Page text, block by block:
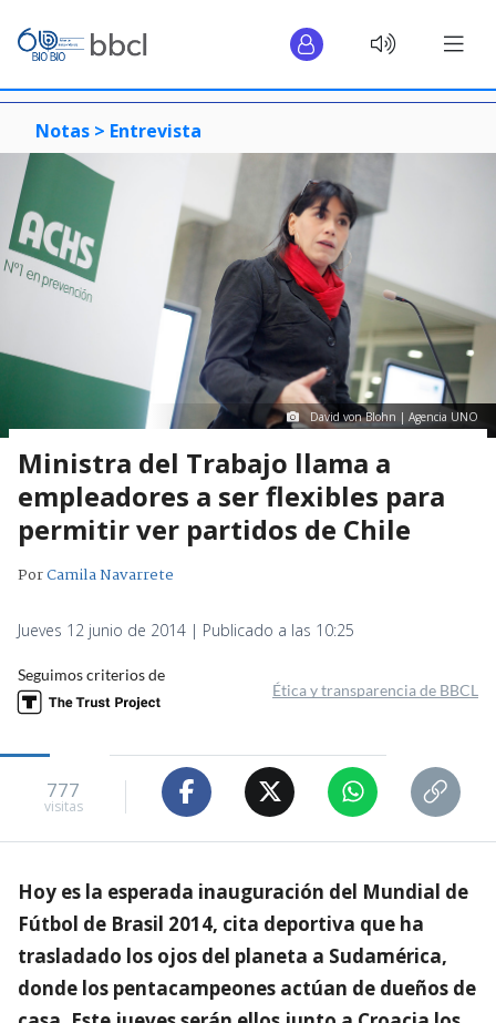
Notas > Entrevista
David von Blohn | Agencia UNO
Ministra del Trabajo llama a
empleadores a ser flexibles para
permitir ver partidos de Chile
PorCamila Navarrete
Jueves 12 junio de 2014 | Publicado a las 10:25
Seguimos criterios de
Ética y transparencia de BBCL
777
visitas
Hoy es la esperada inauguración del Mundial de
Fútbol de Brasil 2014, cita deportiva que ha
trasladado los ojos del planeta a Sudamérica,
donde los pentacampeones actúan de dueños de